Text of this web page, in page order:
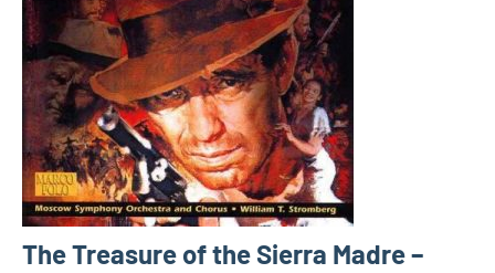
The Treasure of the Sierra Madre –